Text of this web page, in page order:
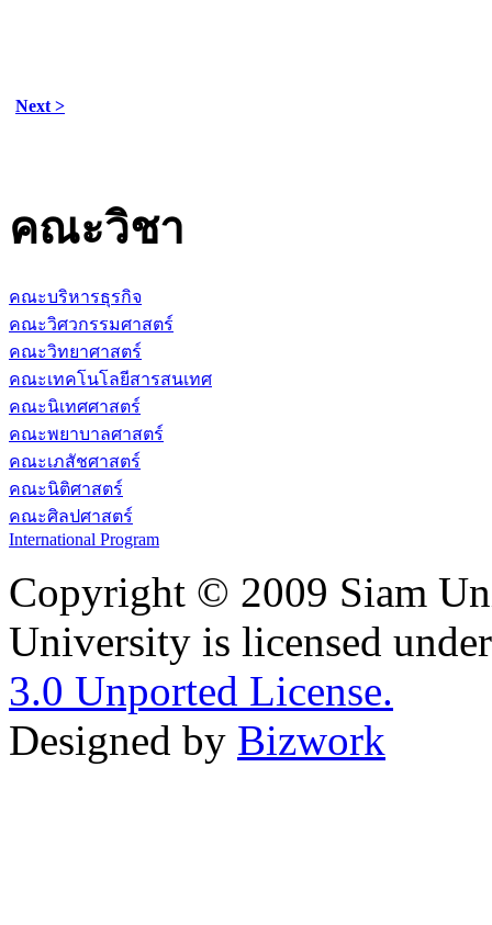
Next >
คณะวิชา
คณะบริหารธุรกิจ
คณะวิศวกรรมศาสตร์
คณะวิทยาศาสตร์
คณะเทคโนโลยีสารสนเทศ
คณะนิเทศศาสตร์
คณะพยาบาลศาสตร์
คณะเภสัชศาสตร์
คณะนิติศาสตร์
คณะศิลปศาสตร์
International Program
Copyright © 2009 Siam
University is licensed
3.0 Unported License.
Designed by Bizwork